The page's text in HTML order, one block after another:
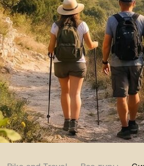
Bike and Travel→ Все туры→Сицилия пешая
Юго-восток Сицилии —
это совсем другой ритм
Здесь нет спешки. Дни тянутся медленно,
воздух пахнет морем и цитрусами, а дороги
уводят вглубь острова — туда, где
сохранилась настоящая Сицилия.
Это путешествие — про тишину, природу и